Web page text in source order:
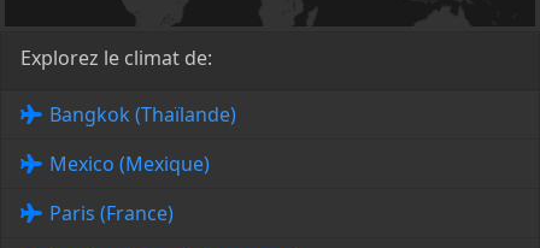
Explorez le climat de:
Bangkok (Thaïlande)
Mexico (Mexique)
Paris (France)